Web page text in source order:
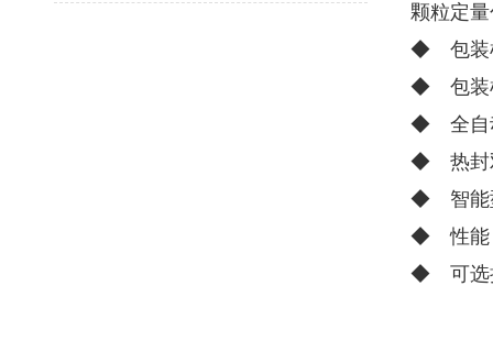
颗粒定
◆ 包装
◆ 包装
◆ 全自
◆ 热封
◆ 智能
◆ 性能
◆ 可选